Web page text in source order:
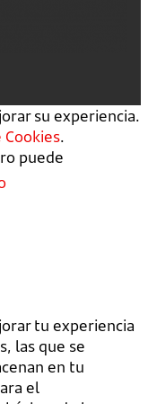
su experiencia.
Cookies.
puede
tu experiencia
las que se
en tu
el